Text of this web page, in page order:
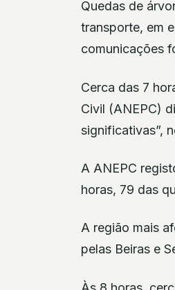
Quedas de
transporte, em
comunicações
Cerca das 7
Civil (ANEPC)
significativas”,
A ANEPC
horas, 79 das
A região mais
pelas Beiras e